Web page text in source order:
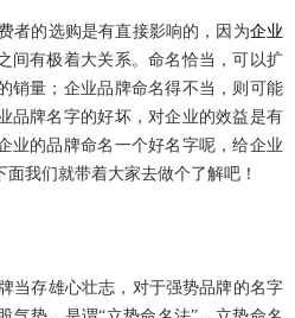
者的选购是有直接影响的，因为企业
间有极着大关系。命名恰当，可以扩
销量；企业品牌命名得不当，则可能
品牌名字的好坏，对企业的效益是有
业的品牌命名一个好名字呢，给企业
我们就带着大家去做个了解吧！
当存雄心壮志， 对于强势品牌的名字